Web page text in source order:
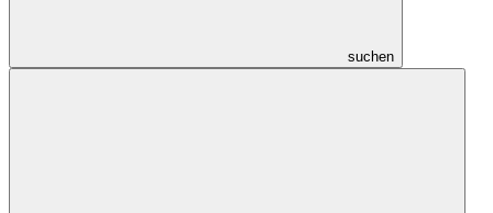
suchen